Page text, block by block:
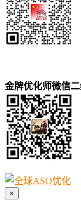
金牌优化师微信
×